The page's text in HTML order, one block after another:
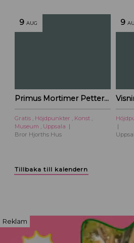
9 AUG
Primus Mortimer Pettersson
Gratis , Höjdpunkter , Konst ,
Museum , Uppsala
Bror Hjorths Hus
9
Tillbaka till kalendern
Reklam